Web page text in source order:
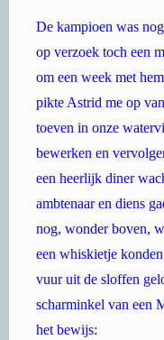
De kampioen was
op verzoek toch een
om een week met
pikte Astrid me op
toeven in onze
bewerken en
een heerlijk diner
ambtenaar en diens
nog, wonder boven,
een whiskietje
vuur uit de sloffen
scharminkel van een
het bewijs: